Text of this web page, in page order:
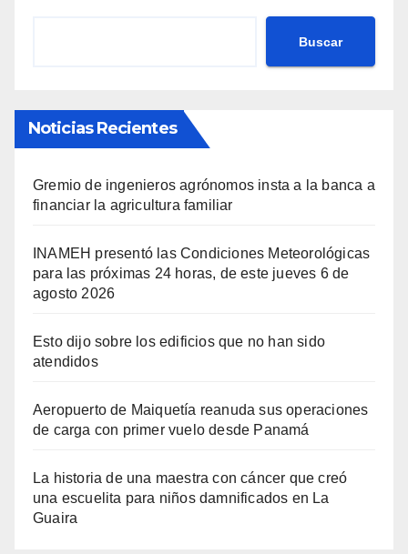
Buscar
Noticias Recientes
Gremio de ingenieros agrónomos insta a la banca a
financiar la agricultura familiar
INAMEH presentó las Condiciones Meteorológicas
para las próximas 24 horas, de este jueves 6 de
agosto 2026
Esto dijo sobre los edificios que no han sido
atendidos
Aeropuerto de Maiquetía reanuda sus operaciones
de carga con primer vuelo desde Panamá
La historia de una maestra con cáncer que creó
una escuelita para niños damnificados en La
Guaira